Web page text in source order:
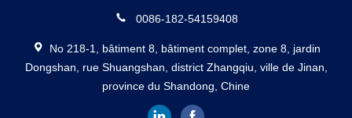
0086-182-54159408
No 218-1, bâtiment 8, bâtiment complet, zone 8, jardin
Dongshan, rue Shuangshan, district Zhangqiu, ville de Jinan,
province du Shandong, Chine